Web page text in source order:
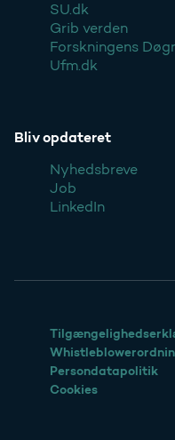
SU.dk
Grib verden
Forskningens
Ufm.dk
Bliv opdateret
Nyhedsbreve
Job
LinkedIn
Persondatapolitik
Cookies